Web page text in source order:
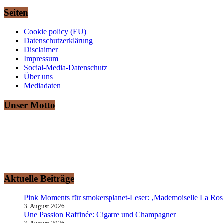
Seiten
Cookie policy (EU)
Datenschutzerklärung
Disclaimer
Impressum
Social-Media-Datenschutz
Über uns
Mediadaten
Unser Motto
Aktuelle Beiträge
Pink Moments für smokersplanet-Leser: ‚Mademoiselle La
3. August 2026
Une Passion Raffinée: Cigarre und Champagner